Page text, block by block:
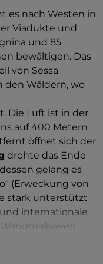
der
alten
aus dem
es nach Westen in
Viadukte und
und 85
bewältigen. Das
von Sessa
den Wäldern, wo
Die Luft ist in der
auf 400 Metern
öffnet sich der
drohte das Ende
gelang es
(Erweckung von
stark unterstützt
internationale
Wandmalereien
ursprüngliche